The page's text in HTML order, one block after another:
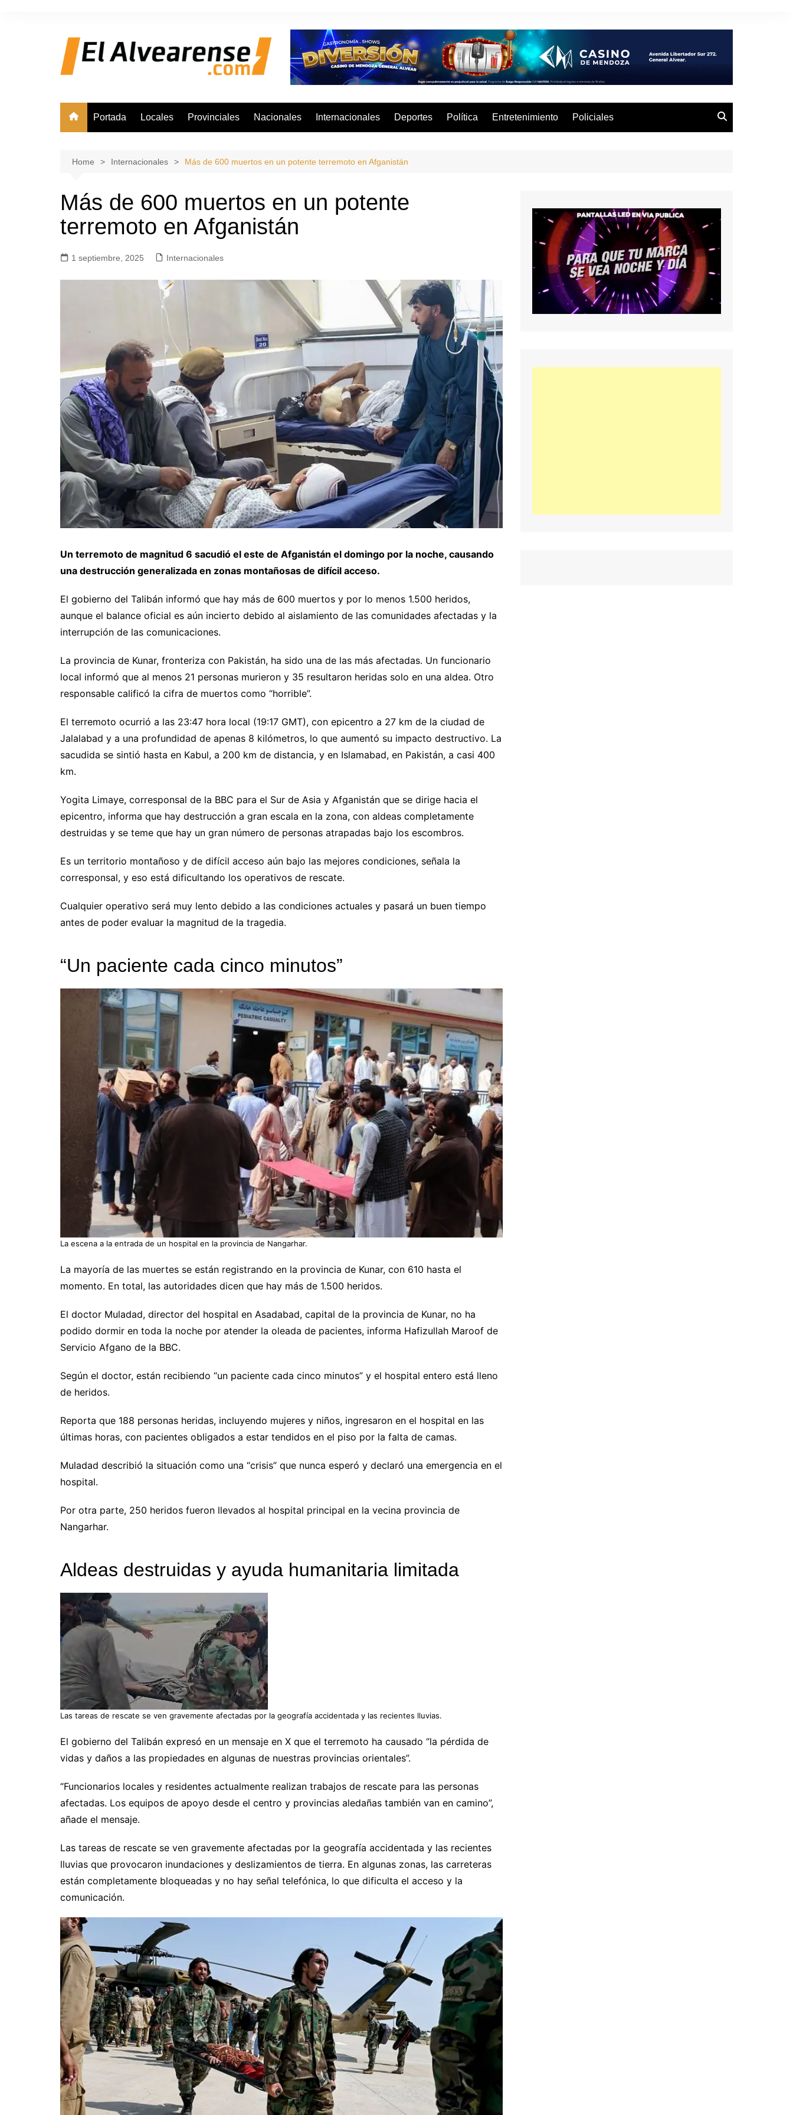
Portada Locales Provinciales Nacionales Internacionales Deportes Política Entretenimiento Policiales
Home Internacionales Más de 600 muertos en un potente terremoto en Afganistán
Más de 600 muertos en un potente
terremoto en Afganistán
1 septiembre, 2025 Internacionales
Un terremoto de magnitud 6 sacudió el este de Afganistán el domingo por la noche, causando
una destrucción generalizada en zonas montañosas de difícil acceso.
El gobierno del Talibán informó que hay más de 600 muertos y por lo menos 1.500 heridos,
aunque el balance oficial es aún incierto debido al aislamiento de las comunidades afectadas y la
interrupción de las comunicaciones.
La provincia de Kunar, fronteriza con Pakistán, ha sido una de las más afectadas. Un funcionario
local informó que al menos 21 personas murieron y 35 resultaron heridas solo en una aldea. Otro
responsable calificó la cifra de muertos como “horrible”.
El terremoto ocurrió a las 23:47 hora local (19:17 GMT), con epicentro a 27 km de la ciudad de
Jalalabad y a una profundidad de apenas 8 kilómetros, lo que aumentó su impacto destructivo. La
sacudida se sintió hasta en Kabul, a 200 km de distancia, y en Islamabad, en Pakistán, a casi 400
km.
Yogita Limaye, corresponsal de la BBC para el Sur de Asia y Afganistán que se dirige hacia el
epicentro, informa que hay destrucción a gran escala en la zona, con aldeas completamente
destruidas y se teme que hay un gran número de personas atrapadas bajo los escombros.
Es un territorio montañoso y de difícil acceso aún bajo las mejores condiciones, señala la
corresponsal, y eso está dificultando los operativos de rescate.
Cualquier operativo será muy lento debido a las condiciones actuales y pasará un buen tiempo
antes de poder evaluar la magnitud de la tragedia.
“Un paciente cada cinco minutos”
La escena a la entrada de un hospital en la provincia de Nangarhar.
La mayoría de las muertes se están registrando en la provincia de Kunar, con 610 hasta el
momento. En total, las autoridades dicen que hay más de 1.500 heridos.
El doctor Muladad, director del hospital en Asadabad, capital de la provincia de Kunar, no ha
podido dormir en toda la noche por atender la oleada de pacientes, informa Hafizullah Maroof de
Servicio Afgano de la BBC.
Según el doctor, están recibiendo “un paciente cada cinco minutos” y el hospital entero está lleno
de heridos.
Reporta que 188 personas heridas, incluyendo mujeres y niños, ingresaron en el hospital en las
últimas horas, con pacientes obligados a estar tendidos en el piso por la falta de camas.
Muladad describió la situación como una “crisis” que nunca esperó y declaró una emergencia en el
hospital.
Por otra parte, 250 heridos fueron llevados al hospital principal en la vecina provincia de
Nangarhar.
Aldeas destruidas y ayuda humanitaria limitada
Las tareas de rescate se ven gravemente afectadas por la geografía accidentada y las recientes lluvias.
El gobierno del Talibán expresó en un mensaje en X que el terremoto ha causado “la pérdida de
vidas y daños a las propiedades en algunas de nuestras provincias orientales”.
“Funcionarios locales y residentes actualmente realizan trabajos de rescate para las personas
afectadas. Los equipos de apoyo desde el centro y provincias aledañas también van en camino”,
añade el mensaje.
Las tareas de rescate se ven gravemente afectadas por la geografía accidentada y las recientes
lluvias que provocaron inundaciones y deslizamientos de tierra. En algunas zonas, las carreteras
están completamente bloqueadas y no hay señal telefónica, lo que dificulta el acceso y la
comunicación.